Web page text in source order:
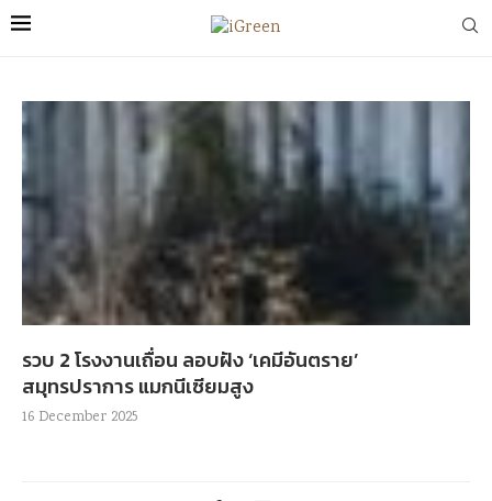
รวบ 2 โรงงานเถื่อน ลอบฝัง ‘เคมีอันตราย’
สมุทรปราการ แมกนีเซียมสูง
16 December 2025